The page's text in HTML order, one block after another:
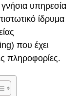
γνήσια υπηρεσία
ίδρυμα
που έχει
πληροφορίες.